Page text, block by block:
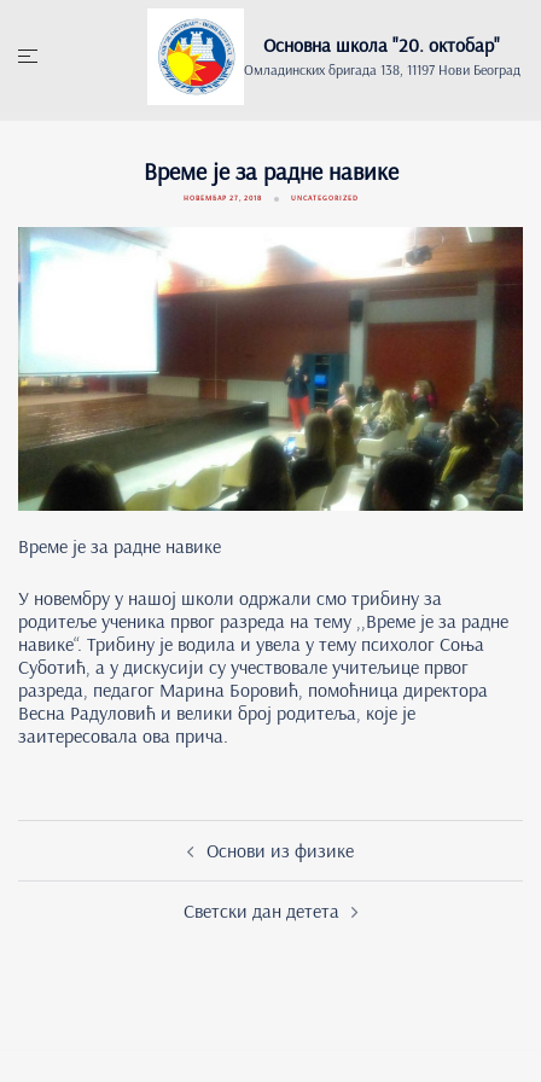
content
Основна школа "20. oктобар"
Омладинских бригада 138, 11197 Нови Београд
Време је за радне навике
НОВЕМБАР 27, 2018 UNCATEGORIZED
Време је за радне навике
У новембру у нашој школи одржали смо трибину за
родитеље ученика првог разреда на тему ,,Време је за радне
навике“. Трибину је водила и увела у тему психолог Соња
Суботић, а у дискусији су учествовале учитељице првог
разреда, педагог Марина Боровић, помоћница директора
Весна Радуловић и велики број родитеља, које је
заитересовала ова прича.
Основи из физике
Светски дан детета